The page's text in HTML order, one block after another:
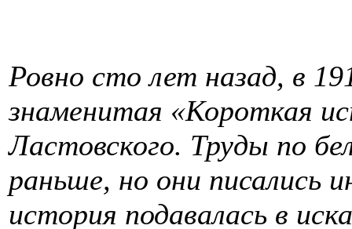
Ровно сто лет назад, в
знаменитая «Короткая
Ластовского. Труды по
раньше, но они писались
история подавалась в